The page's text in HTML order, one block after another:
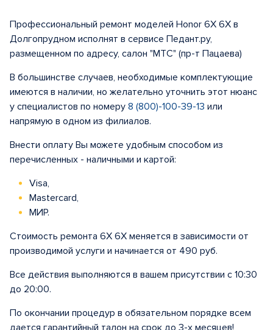
Профессиональный ремонт моделей Honor 6X 6X в
Долгопрудном исполнят в сервисе Педант.ру,
размещенном по адресу, салон "МТС" (пр-т Пацаева)
В большинстве случаев, необходимые комплектующие
имеются в наличии, но желательно уточнить этот нюанс
у специалистов по номеру 8 (800)-100-39-13 или
напрямую в одном из филиалов.
Внести оплату Вы можете удобным способом из
перечисленных - наличными и картой:
Visa,
Mastercard,
МИР.
Стоимость ремонта 6X 6X меняется в зависимости от
производимой услуги и начинается от 490 руб.
Все действия выполняются в вашем присутствии с 10:30
до 20:00.
По окончании процедур в обязательном порядке всем
дается гарантийный талон на срок до 3-х месяцев!